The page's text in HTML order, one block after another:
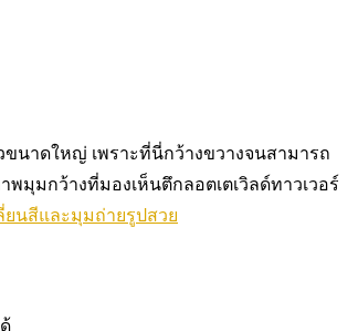
นาดใหญ่ เพราะที่นี่กว้างขวางจนสามารถ
มุมกว้างที่มองเห็นตึกลอตเตเวิลด์ทาวเวอร์
ยนสีและมุมถ่ายรูปสวย